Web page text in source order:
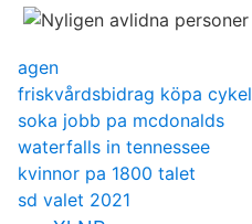
agen
friskvårdsbidrag köpa cykel
soka jobb pa mcdonalds
waterfalls in tennessee
kvinnor pa 1800 talet
sd valet 2021